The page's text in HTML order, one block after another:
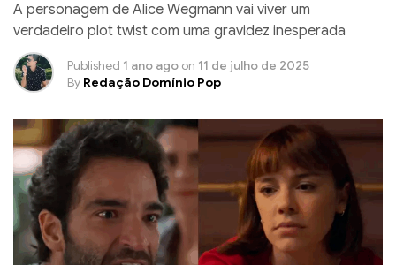
A personagem de Alice Wegmann vai viver um
verdadeiro plot twist com uma gravidez inesperada
Published 1 ano ago on 11 de julho de 2025
By Redação Domínio Pop